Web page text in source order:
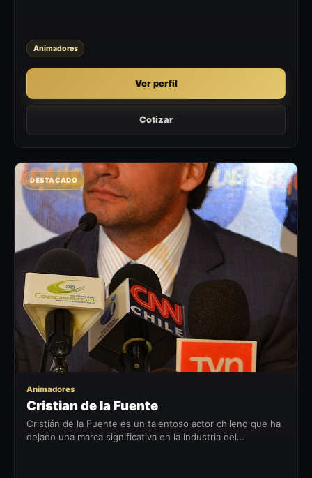
Animadores
Ver perfil
Cotizar
CD
DESTACADO
Animadores
Cristian de la Fuente
Cristián de la Fuente es un talentoso actor chileno que ha
dejado una marca significativa en la industria del